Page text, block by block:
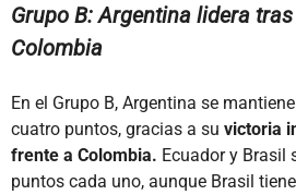
Grupo B: Argentina lidera
Colombia
En el Grupo B, Argentina se
cuatro puntos, gracias a su victoria
frente a Colombia. Ecuador y Brasil
puntos cada uno, aunque Brasil